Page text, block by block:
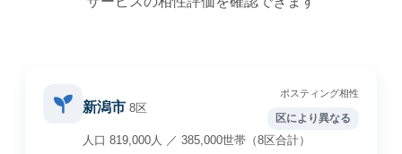
新潟市 8区
ポスティング相性
区により異なる
人口 819,000人 ／ 385,000世帯（8区合計）